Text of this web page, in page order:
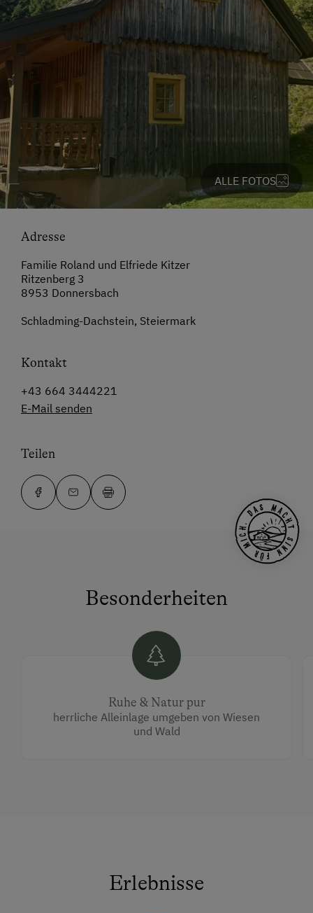
ALLE FOTOS
Adresse
Familie Roland und Elfriede Kitzer
Ritzenberg 3
8953 Donnersbach
Schladming-Dachstein, Steiermark
Kontakt
+43 664 3444221
E-Mail senden
Teilen
Besonderheiten
Ruhe & Natur pur
herrliche Alleinlage umgeben von Wiesen
und Wald
Erlebnisse